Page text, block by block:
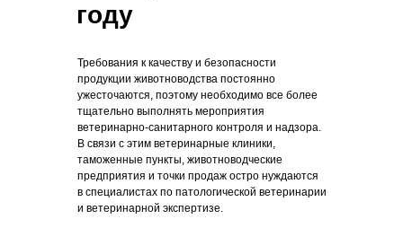
году
Требования к качеству и безопасности
продукции животноводства постоянно
ужесточаются, поэтому необходимо все более
тщательно выполнять мероприятия
ветеринарно-санитарного контроля и надзора.
В связи с этим ветеринарные клиники,
таможенные пункты, животноводческие
предприятия и точки продаж остро нуждаются
в специалистах по патологической ветеринарии
и ветеринарной экспертизе.